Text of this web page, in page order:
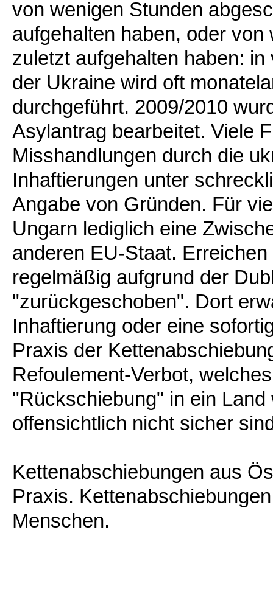
von wenigen Stunden
aufgehalten haben, oder
zuletzt aufgehalten haben:
der Ukraine wird oft
durchgeführt. 2009/2010
Asylantrag bearbeitet. Viele
Misshandlungen durch die
Inhaftierungen unter
Angabe von Gründen. Für
Ungarn lediglich eine
anderen EU-Staat.
regelmäßig aufgrund der
"zurückgeschoben". Dort
Inhaftierung oder eine
Praxis der
Refoulement-Verbot,
"Rückschiebung" in ein
offensichtlich nicht sicher
Kettenabschiebungen aus
Praxis.
Menschen.